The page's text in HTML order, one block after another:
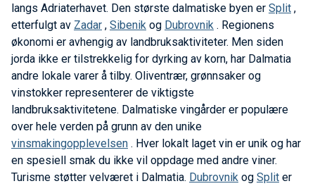
langs Adriaterhavet. Den største dalmatiske byen er Split ,
etterfulgt av Zadar , Sibenik og Dubrovnik . Regionens
økonomi er avhengig av landbruksaktiviteter. Men siden
jorda ikke er tilstrekkelig for dyrking av korn, har Dalmatia
andre lokale varer å tilby. Oliventrær, grønnsaker og
vinstokker representerer de viktigste
landbruksaktivitetene. Dalmatiske vingårder er populære
over hele verden på grunn av den unike
vinsmakingopplevelsen . Hver lokalt laget vin er unik og har
en spesiell smak du ikke vil oppdage med andre viner.
Turisme støtter velværet i Dalmatia. Dubrovnik og Split er